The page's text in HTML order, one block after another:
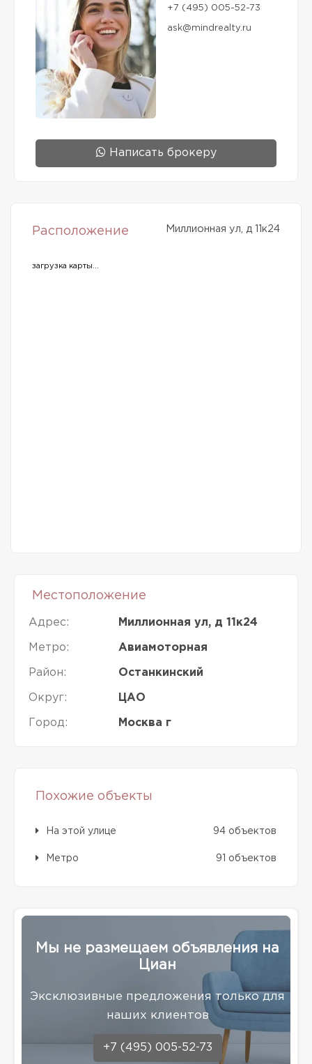
+7 (495) 005-52-73
ask@mindrealty.ru
Написать брокеру
Расположение Миллионная ул, д 11к24
загрузка карты...
Местоположение
Адрес: Миллионная ул, д 11к24
Метро: Авиамоторная
Район: Останкинский
Округ: ЦАО
Город: Москва г
Похожие объекты
На этой улице 94 объектов
Метро 91 объектов
Мы не размещаем объявления на
Циан
Эксклюзивные предложения только для
наших клиентов
+7 (495) 005-52-73